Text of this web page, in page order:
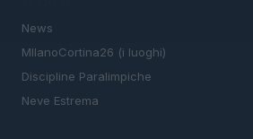
News
MIlanoCortina26 (i luoghi)
Discipline Paralimpiche
Neve Estrema